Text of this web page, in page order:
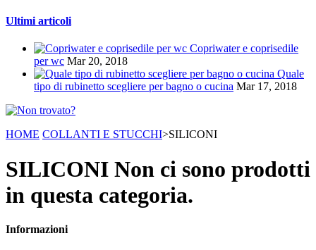
Ultimi articoli
Copriwater e coprisedile
per wc Mar 20, 2018
Quale
tipo di rubinetto scegliere per bagno o cucina Mar 17, 2018
HOME COLLANTI E STUCCHI>SILICONI
SILICONI Non ci sono prodotti
in questa categoria.
Informazioni